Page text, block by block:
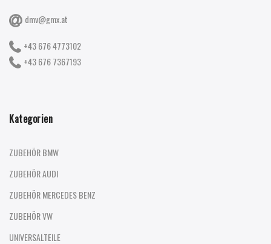
dmv@gmx.at
+43 676 4773102
+43 676 7367193
Kategorien
ZUBEHÖR BMW
ZUBEHÖR AUDI
ZUBEHÖR MERCEDES BENZ
ZUBEHÖR VW
UNIVERSALTEILE